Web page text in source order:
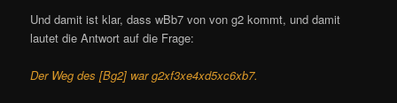
Und damit ist klar, dass wBb7 von von g2 kommt, und damit
lautet die Antwort auf die Frage:
Der Weg des [Bg2] war g2xf3xe4xd5xc6xb7.